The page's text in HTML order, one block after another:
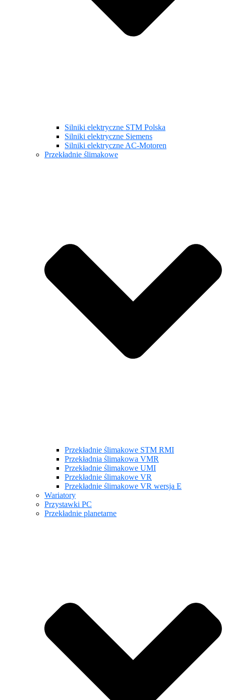
Silniki elektryczne STM Polska
Silniki elektryczne Siemens
Silniki elektryczne AC-Motoren
Przekładnie ślimakowe
Przekładnie ślimakowe STM RMI
Przekładnia ślimakowa VMR
Przekładnie ślimakowe UMI
Przekładnie ślimakowe VR
Przekładnie ślimakowe VR wersja E
Wariatory
Przystawki PC
Przekładnie planetarne